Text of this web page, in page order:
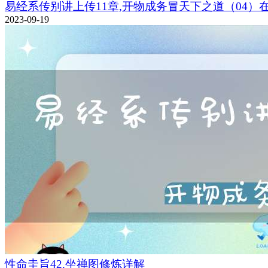
易经系传别讲上传11章,开物成务冒天下之道（04）
2023-09-19
性命圭旨42.坐禅图修炼详解